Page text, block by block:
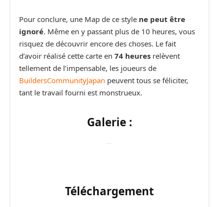
Pour conclure, une Map de ce style ne peut être
ignoré. Même en y passant plus de 10 heures, vous
risquez de découvrir encore des choses. Le fait
d’avoir réalisé cette carte en 74 heures relèvent
tellement de l’impensable, les joueurs de
BuildersCommunityJapan peuvent tous se féliciter,
tant le travail fourni est monstrueux.
Galerie :
Téléchargement